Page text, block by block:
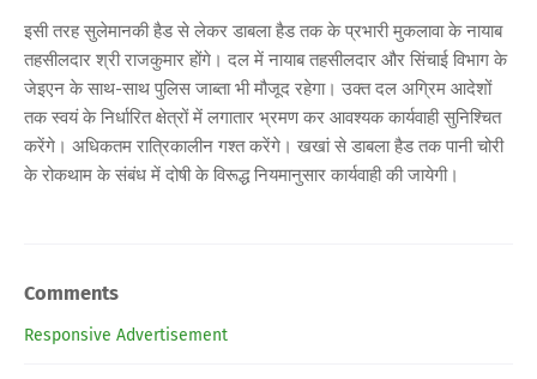
इसी तरह सुलेमानकी हैड से लेकर डाबला हैड तक के प्रभारी मुकलावा के नायाब
तहसीलदार श्री राजकुमार होंगे। दल में नायाब तहसीलदार और सिंचाई विभाग के
जेइएन के साथ-साथ पुलिस जाब्ता भी मौजूद रहेगा। उक्त दल अग्रिम आदेशों
तक स्वयं के निर्धारित क्षेत्रों में लगातार भ्रमण कर आवश्यक कार्यवाही सुनिश्चित
करेंगे। अधिकतम रात्रिकालीन गश्त करेंगे। खखां से डाबला हैड तक पानी चोरी
के रोकथाम के संबंध में दोषी के विरूद्ध नियमानुसार कार्यवाही की जायेगी।
Comments
Responsive Advertisement